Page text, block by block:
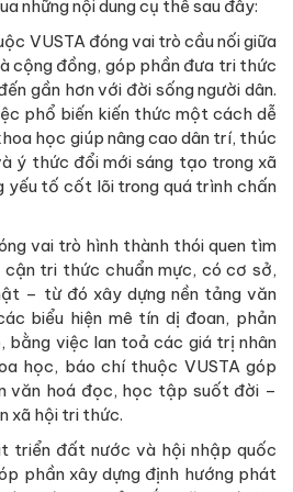
những nội dung cụ thể sau đây:
VUSTA đóng vai trò cầu nối giữa
cộng đồng, góp phần đưa tri thức
gần hơn với đời sống người dân.
phổ biến kiến thức một cách dễ
học giúp nâng cao dân trí, thúc
ý thức đổi mới sáng tạo trong xã
yếu tố cốt lõi trong quá trình chấn
vai trò hình thành thói quen tìm
cận tri thức chuẩn mực, có cơ sở,
– từ đó xây dựng nền tảng văn
biểu hiện mê tín dị đoan, phản
bằng việc lan toả các giá trị nhân
học, báo chí thuộc VUSTA góp
văn hoá đọc, học tập suốt đời –
xã hội tri thức.
triển đất nước và hội nhập quốc
phần xây dựng định hướng phát